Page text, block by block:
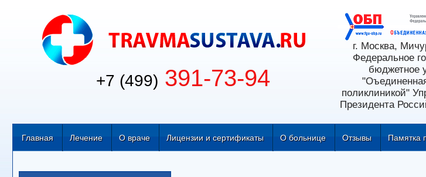
+7 (499) 391-73-94
г. Москва,
Федеральное
бюджетное
поликлиникой"
Президента
Главная Лечение О враче Лицензии и сертификаты О больнице Отзывы Памятка